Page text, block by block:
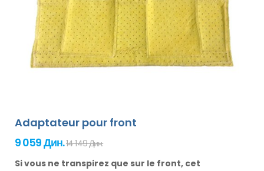
Adaptateur pour front
9 059 Дин.14 149 Дин.
Si vous ne transpirez que sur le front, cet